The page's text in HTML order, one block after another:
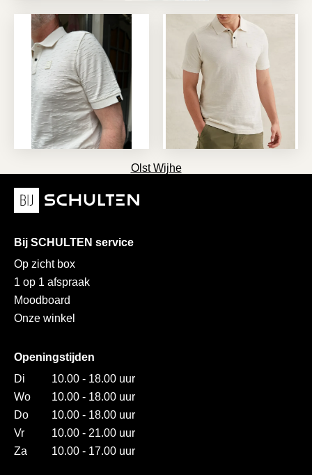
Olst Wijhe
Bij SCHULTEN service
Op zicht box
1 op 1 afspraak
Moodboard
Onze winkel
Openingstijden
Di
10.00 - 18.00 uur
Wo
10.00 - 18.00 uur
Do
10.00 - 18.00 uur
Vr
10.00 - 21.00 uur
Za
10.00 - 17.00 uur